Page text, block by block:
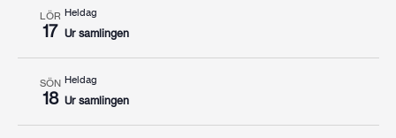
LÖR
17
Heldag
Ur samlingen
SÖN
18
Heldag
Ur samlingen